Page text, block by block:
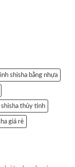
shisha bằng nhựa
shisha thủy tinh
giá rẻ